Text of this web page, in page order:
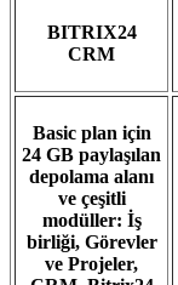
BITRIX24
CRM
Basic plan için
24 GB paylaşılan
depolama alanı
ve çeşitli
modüller: İş
birliği, Görevler
ve Projeler,